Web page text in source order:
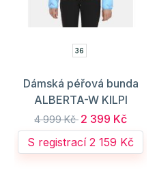
36
Dámská péřová bunda
ALBERTA-W KILPI
4 999 Kč 2 399 Kč
S registrací 2 159 Kč